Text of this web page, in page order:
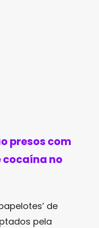
presos com
cocaína no
de
pela